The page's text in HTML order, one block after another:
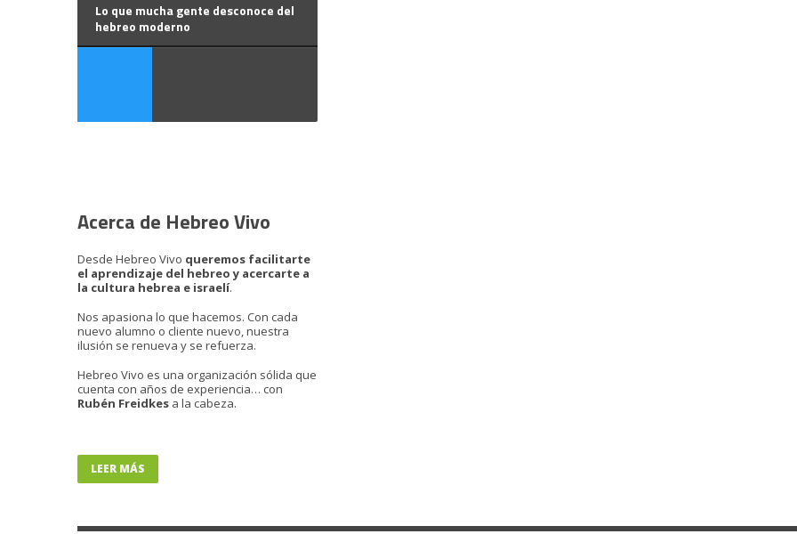
Lo que mucha gente desconoce del
hebreo moderno
Acerca de Hebreo Vivo
Desde Hebreo Vivo queremos facilitarte
el aprendizaje del hebreo y acercarte a
la cultura hebrea e israelí.
Nos apasiona lo que hacemos. Con cada
nuevo alumno o cliente nuevo, nuestra
ilusión se renueva y se refuerza.
Hebreo Vivo es una organización sólida que
cuenta con años de experiencia… con
Rubén Freidkes a la cabeza.
LEER MÁS